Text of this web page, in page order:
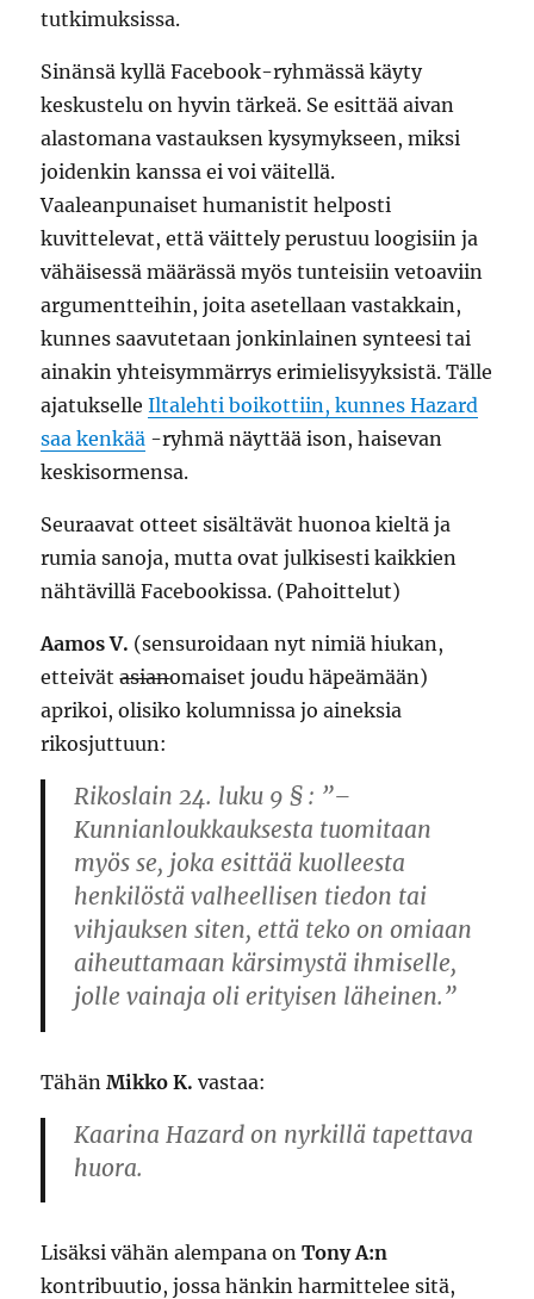
tutkimuksissa.
Sinänsä kyllä Facebook-ryhmässä käyty
keskustelu on hyvin tärkeä. Se esittää aivan
alastomana vastauksen kysymykseen, miksi
joidenkin kanssa ei voi väitellä.
Vaaleanpunaiset humanistit helposti
kuvittelevat, että väittely perustuu loogisiin ja
vähäisessä määrässä myös tunteisiin vetoaviin
argumentteihin, joita asetellaan vastakkain,
kunnes saavutetaan jonkinlainen synteesi tai
ainakin yhteisymmärrys erimielisyyksistä. Tälle
ajatukselleIltalehti boikottiin, kunnes Hazard
saa kenkää -ryhmä näyttää ison, haisevan
keskisormensa.
Seuraavat otteet sisältävät huonoa kieltä ja
rumia sanoja, mutta ovat julkisesti kaikkien
nähtävillä Facebookissa. (Pahoittelut)
Aamos V. (sensuroidaan nyt nimiä hiukan,
etteivätasianomaiset joudu häpeämään)
aprikoi, olisiko kolumnissa jo aineksia
rikosjuttuun:
Rikoslain 24. luku 9 § : ”–
Kunnianloukkauksesta tuomitaan
myös se, joka esittää kuolleesta
henkilöstä valheellisen tiedon tai
vihjauksen siten, että teko on omiaan
aiheuttamaan kärsimystä ihmiselle,
jolle vainaja oli erityisen läheinen.”
TähänMikko K. vastaa:
Kaarina Hazard on nyrkillä tapettava
huora.
Lisäksi vähän alempana onTony A:n
kontribuutio, jossa hänkin harmittelee sitä,